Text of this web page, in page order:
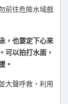
前往危險水域戲
，也要定下心來
可以拍打水面，
。
大聲呼救，利用